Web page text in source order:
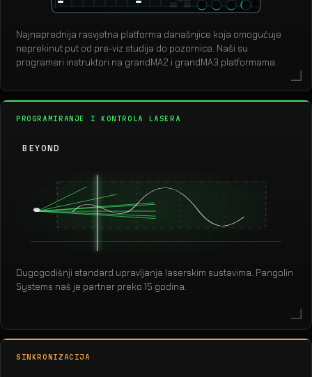
Najnaprednija rasvjetna platforma današnjice koja omogućuje
neprekinut put od pre-viz studija do pozornice. Naši su
programeri instruktori na grandMA2 i grandMA3 platformama.
PROGRAMIRANJE I KONTROLA LASERA
BEYOND
Dugogodišnji standard upravljanja laserskim sustavima. Pangolin
Systems naš je partner preko 15 godina.
SINKRONIZACIJA